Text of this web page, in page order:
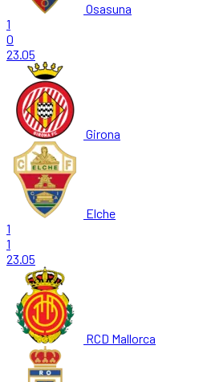
Osasuna
1
0
23.05
Girona
Elche
1
1
23.05
RCD Mallorca